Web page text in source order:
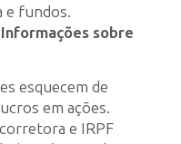
e fundos.
sobre
esquecem de
em ações.
e IRPF